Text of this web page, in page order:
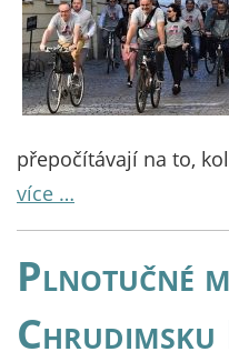
přepočítávají na to,
více …
Plnotučné
Chrudimsku